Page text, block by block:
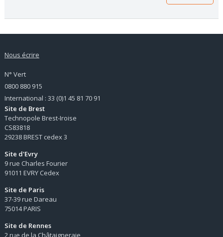
Nous écrire
N° Vert
0800 880 915
International : 33 (0)1 45 81 70 91
Site de Brest
Technopole Brest-Iroise
CS83818
29238 BREST cedex 3
Site d'Evry
9 rue Charles Fourier
91011 EVRY Cedex
Site de Paris
37-39 rue Dareau
75014 PARIS
Site de Rennes
2 rue de la Châtaigneraie